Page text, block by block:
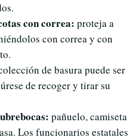
con correa: proteja a
con correa y con
de basura puede ser
de recoger y tirar su
pañuelo, camiseta
Los funcionarios estatales